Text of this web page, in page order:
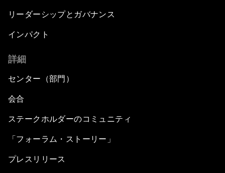
リーダーシップとガバナンス
インパクト
詳細
センター（部門）
会合
ステークホルダーのコミュニティ
「フォーラム・ストーリー」
プレスリリース